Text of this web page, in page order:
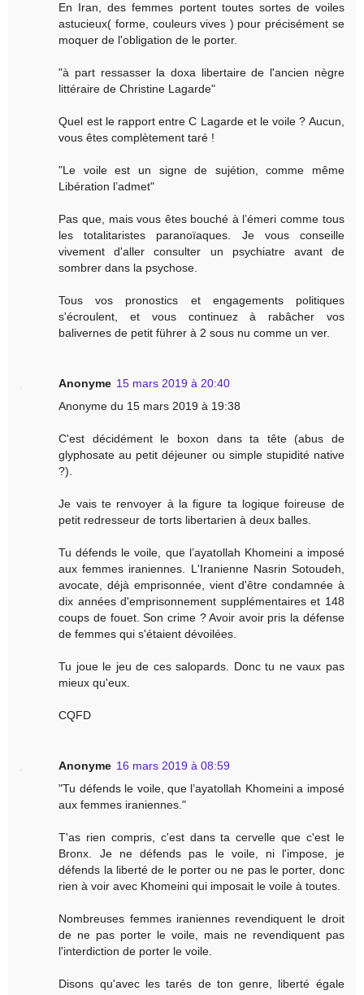
En Iran, des femmes portent toutes sortes de voiles
astucieux( forme, couleurs vives ) pour précisément se
moquer de l'obligation de le porter.
"à part ressasser la doxa libertaire de l'ancien nègre
littéraire de Christine Lagarde"
Quel est le rapport entre C Lagarde et le voile ? Aucun,
vous êtes complètement taré !
"Le voile est un signe de sujétion, comme même
Libération l’admet"
Pas que, mais vous êtes bouché à l’émeri comme tous
les totalitaristes paranoïaques. Je vous conseille
vivement d'aller consulter un psychiatre avant de
sombrer dans la psychose.
Tous vos pronostics et engagements politiques
s'écroulent, et vous continuez à rabâcher vos
balivernes de petit führer à 2 sous nu comme un ver.
Anonyme 15 mars 2019 à 20:40
Anonyme du 15 mars 2019 à 19:38
C'est décidément le boxon dans ta tête (abus de
glyphosate au petit déjeuner ou simple stupidité native
?).
Je vais te renvoyer à la figure ta logique foireuse de
petit redresseur de torts libertarien à deux balles.
Tu défends le voile, que l’ayatollah Khomeini a imposé
aux femmes iraniennes. L'Iranienne Nasrin Sotoudeh,
avocate, déjà emprisonnée, vient d'être condamnée à
dix années d'emprisonnement supplémentaires et 148
coups de fouet. Son crime ? Avoir avoir pris la défense
de femmes qui s'étaient dévoilées.
Tu joue le jeu de ces salopards. Donc tu ne vaux pas
mieux qu'eux.
CQFD
Anonyme 16 mars 2019 à 08:59
"Tu défends le voile, que l’ayatollah Khomeini a imposé
aux femmes iraniennes."
T'as rien compris, c'est dans ta cervelle que c'est le
Bronx. Je ne défends pas le voile, ni l'impose, je
défends la liberté de le porter ou ne pas le porter, donc
rien à voir avec Khomeini qui imposait le voile à toutes.
Nombreuses femmes iraniennes revendiquent le droit
de ne pas porter le voile, mais ne revendiquent pas
l'interdiction de porter le voile.
Disons qu'avec les tarés de ton genre, liberté égale